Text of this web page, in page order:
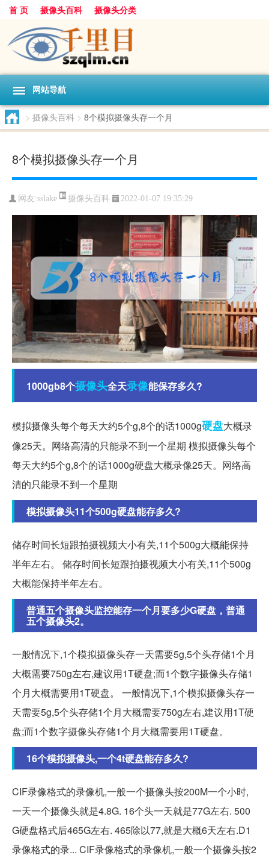
首 页 摄像头百科 摄像头分类
网站导航
> 摄像头百科 > 8个模拟摄像头存一个月
8个模拟摄像头存一个月
网友:sslake 摄像头百科 2022-01-07 19:35:29
1000gb8个摄像头全天录像能保存多久?
模拟摄像头每个每天大约5个g,8个的话1000g硬盘大概录
像25天。网络高清的只能录不到一个星期 模拟摄像头每个
每天大约5个g,8个的话1000g硬盘大概录像25天。网络高
清的只能录不到一个星期
模拟摄像头11个500g硬盘能存多久?
储存时间长短跟拍摄视频大小有关,11个500g大概能保持
半年左右。 储存时间长短跟拍摄视频大小有关,11个500g
大概能保持半年左右。
普通五个摄像头监控能存一个月要多少G硬盘，普通
五个摄像头2。
一般情况下,1个模拟摄像头存一天需要5g,5个头存储1个月
大概需要750g左右,建议用1T硬盘;而1个数字摄像头存储1
个月大概需要用1T硬盘。 一般情况下,1个模拟摄像头存一
天需要5g,5个头存储1个月大概需要750g左右,建议用1T硬
盘;而1个数字摄像头存储1个月大概需要用1T硬盘。
16个模拟摄像头,一个4t硬盘能存多久?
CIF录像格式的录像机,一般一个摄像头按200M一个小时,
一天一个摄像头就是4.8G. 16个头一天就是77G左右. 500
G硬盘格式后465G左右. 465除以77,就是大概6天左右.D1
录像格式的录... CIF录像格式的录像机,一般一个摄像头按2